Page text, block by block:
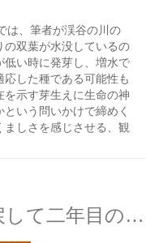
は、筆者が渓谷の川の
双葉が水没しているの
低い時に発芽し、増水で
した種である可能性も
示す芽生えに生命の神
いう問いかけで締めく
しさを感じさせる、観
耕作放棄地から水稲に戻して二年目の土でカラスノエンドウを見かけた